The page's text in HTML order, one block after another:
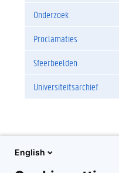
Onderzoek
Proclamaties
Sfeerbeelden
Universiteitsarchief
English